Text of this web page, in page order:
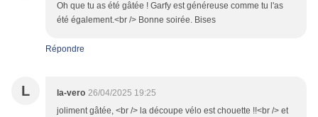
Oh que tu as été gâtée ! Garfy est généreuse comme tu l'as
été également.<br /> Bonne soirée. Bises
Répondre
L la-vero 26/04/2025 19:25
joliment gâtée, <br /> la découpe vélo est chouette !!<br /> et